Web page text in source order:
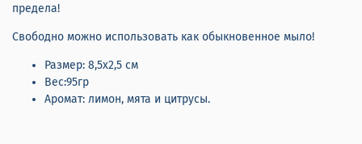
предела!
Свободно можно использовать как обыкновенное мыло!
Размер: 8,5х2,5 см
Вес:95гр
Аромат: лимон, мята и цитрусы.